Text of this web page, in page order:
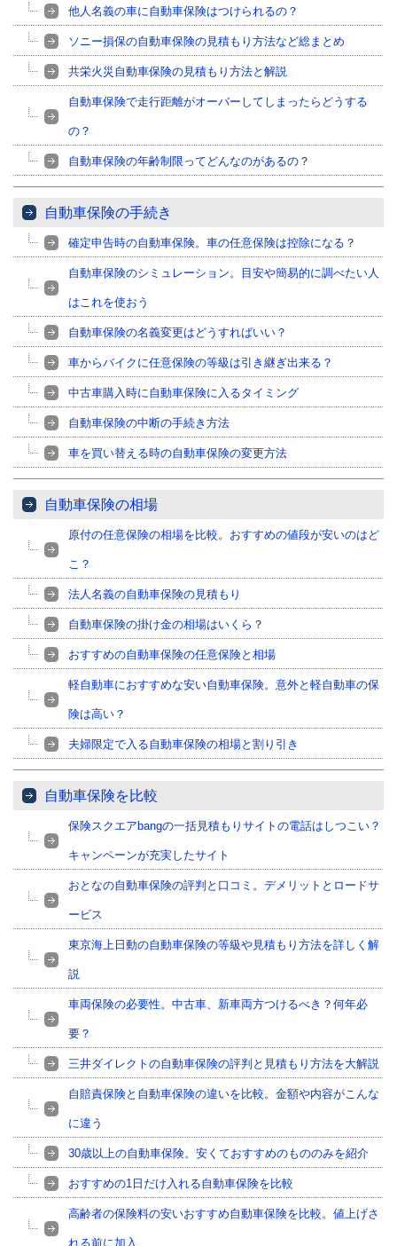
他人名義の車に自動車保険はつけられるの？
ソニー損保の自動車保険の見積もり方法など総まとめ
共栄火災自動車保険の見積もり方法と解説
自動車保険で走行距離がオーバーしてしまったらどうする
の？
自動車保険の年齢制限ってどんなのがあるの？
自動車保険の手続き
確定申告時の自動車保険。車の任意保険は控除になる？
自動車保険のシミュレーション。目安や簡易的に調べたい人
はこれを使おう
自動車保険の名義変更はどうすればいい？
車からバイクに任意保険の等級は引き継ぎ出来る？
中古車購入時に自動車保険に入るタイミング
自動車保険の中断の手続き方法
車を買い替える時の自動車保険の変更方法
自動車保険の相場
原付の任意保険の相場を比較。おすすめの値段が安いのはど
こ？
法人名義の自動車保険の見積もり
自動車保険の掛け金の相場はいくら？
おすすめの自動車保険の任意保険と相場
軽自動車におすすめな安い自動車保険。意外と軽自動車の保
険は高い？
夫婦限定で入る自動車保険の相場と割り引き
自動車保険を比較
保険スクエアbangの一括見積もりサイトの電話はしつこい？
キャンペーンが充実したサイト
おとなの自動車保険の評判と口コミ。デメリットとロードサ
ービス
東京海上日動の自動車保険の等級や見積もり方法を詳しく解
説
車両保険の必要性。中古車、新車両方つけるべき？何年必
要？
三井ダイレクトの自動車保険の評判と見積もり方法を大解説
自賠責保険と自動車保険の違いを比較。金額や内容がこんな
に違う
30歳以上の自動車保険。安くておすすめのもののみを紹介
おすすめの1日だけ入れる自動車保険を比較
高齢者の保険料の安いおすすめ自動車保険を比較。値上げさ
れる前に加入